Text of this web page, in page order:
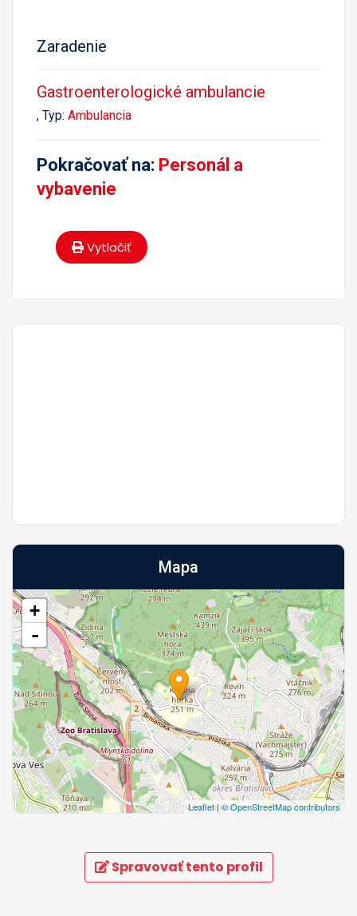
Zaradenie
Gastroenterologické ambulancie
, Typ: Ambulancia
Pokračovať na: Personál a
vybavenie
Vytlačiť
Mapa
+
-
Leaflet|© OpenStreetMap contributors
Spravovať tento profil